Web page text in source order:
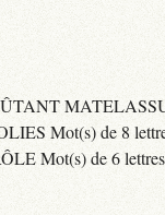
Mot(s) de 8
Mot(s) de 6